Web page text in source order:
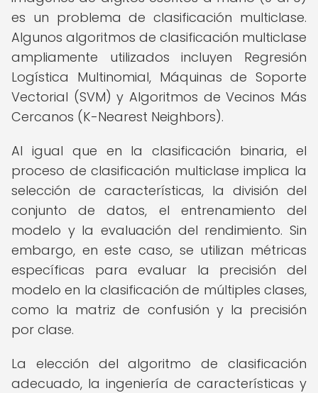
es un problema de clasificación multiclase.
Algunos algoritmos de clasificación multiclase
ampliamente utilizados incluyen Regresión
Logística Multinomial, Máquinas de Soporte
Vectorial (SVM) y Algoritmos de Vecinos Más
Cercanos (K-Nearest Neighbors).
Al igual que en la clasificación binaria, el
proceso de clasificación multiclase implica la
selección de características, la división del
conjunto de datos, el entrenamiento del
modelo y la evaluación del rendimiento. Sin
embargo, en este caso, se utilizan métricas
específicas para evaluar la precisión del
modelo en la clasificación de múltiples clases,
como la matriz de confusión y la precisión
por clase.
La elección del algoritmo de clasificación
adecuado, la ingeniería de características y